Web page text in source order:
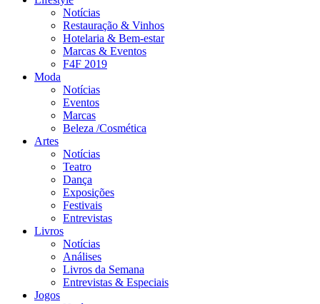
Notícias
Restauração & Vinhos
Hotelaria & Bem-estar
Marcas & Eventos
F4F 2019
Moda
Notícias
Eventos
Marcas
Beleza /Cosmética
Artes
Notícias
Teatro
Dança
Exposições
Festivais
Entrevistas
Livros
Notícias
Análises
Livros da Semana
Entrevistas & Especiais
Jogos